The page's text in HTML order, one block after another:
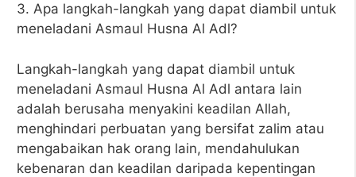
3. Apa langkah-langkah yang dapat diambil untuk
meneladani Asmaul Husna Al Adl?
Langkah-langkah yang dapat diambil untuk
meneladani Asmaul Husna Al Adl antara lain
adalah berusaha menyakini keadilan Allah,
menghindari perbuatan yang bersifat zalim atau
mengabaikan hak orang lain, mendahulukan
kebenaran dan keadilan daripada kepentingan